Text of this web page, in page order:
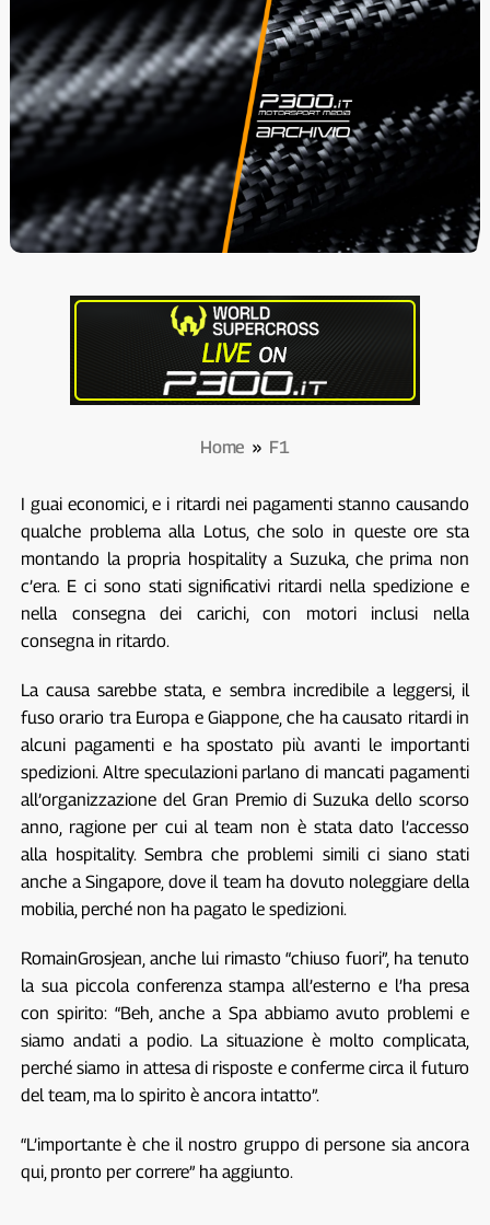
Home » F1
I guai economici, e i ritardi nei pagamenti stanno causando
qualche problema alla Lotus, che solo in queste ore sta
montando la propria hospitality a Suzuka, che prima non
c’era. E ci sono stati significativi ritardi nella spedizione e
nella consegna dei carichi, con motori inclusi nella
consegna in ritardo.
La causa sarebbe stata, e sembra incredibile a leggersi, il
fuso orario tra Europa e Giappone, che ha causato ritardi in
alcuni pagamenti e ha spostato più avanti le importanti
spedizioni. Altre speculazioni parlano di mancati pagamenti
all’organizzazione del Gran Premio di Suzuka dello scorso
anno, ragione per cui al team non è stata dato l’accesso
alla hospitality. Sembra che problemi simili ci siano stati
anche a Singapore, dove il team ha dovuto noleggiare della
mobilia, perché non ha pagato le spedizioni.
RomainGrosjean, anche lui rimasto “chiuso fuori”, ha tenuto
la sua piccola conferenza stampa all’esterno e l’ha presa
con spirito: “Beh, anche a Spa abbiamo avuto problemi e
siamo andati a podio. La situazione è molto complicata,
perché siamo in attesa di risposte e conferme circa il futuro
del team, ma lo spirito è ancora intatto”.
“L’importante è che il nostro gruppo di persone sia ancora
qui, pronto per correre” ha aggiunto.